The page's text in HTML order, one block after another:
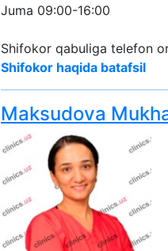
Juma 09:00-16:00
Shifokor qabuliga telefon
Shifokor haqida batafsil
Maksudova